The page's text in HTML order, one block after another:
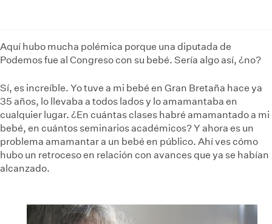
Aquí hubo mucha polémica porque una diputada de
Podemos fue al Congreso con su bebé. Sería algo así, ¿no?
Sí, es increíble. Yo tuve a mi bebé en Gran Bretaña hace ya
35 años, lo llevaba a todos lados y lo amamantaba en
cualquier lugar. ¿En cuántas clases habré amamantado a mi
bebé, en cuántos seminarios académicos? Y ahora es un
problema amamantar a un bebé en público. Ahí ves cómo
hubo un retroceso en relación con avances que ya se habían
alcanzado.